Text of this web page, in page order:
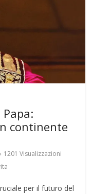
continente
1201 Visualizzazioni
per il futuro del